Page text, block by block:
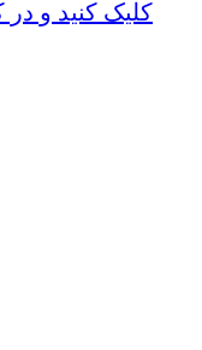
کلیک کنید و